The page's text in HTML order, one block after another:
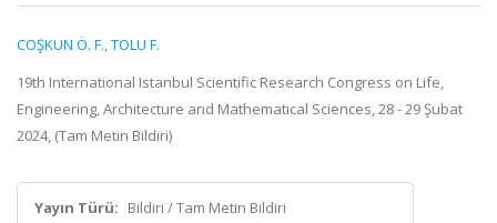
COŞKUN Ö. F.,TOLU F.
19th International Istanbul Scientific Research Congress on Life,
Engineering, Architecture and Mathematıcal Sciences, 28 - 29 Şubat
2024, (Tam Metin Bildiri)
Yayın Türü: Bildiri / Tam Metin Bildiri